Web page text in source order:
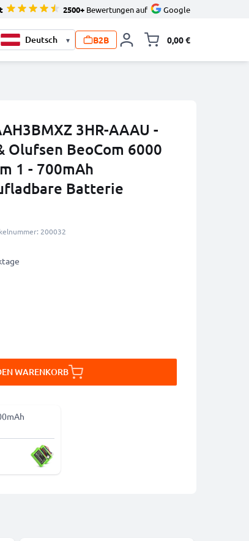
2500+ Bewertungen auf Google
▾ B2B 0,00 €
3HR-AAAU -
Olufsen BeoCom 6000
1 - 700mAh
Batterie
200032
WARENKORB